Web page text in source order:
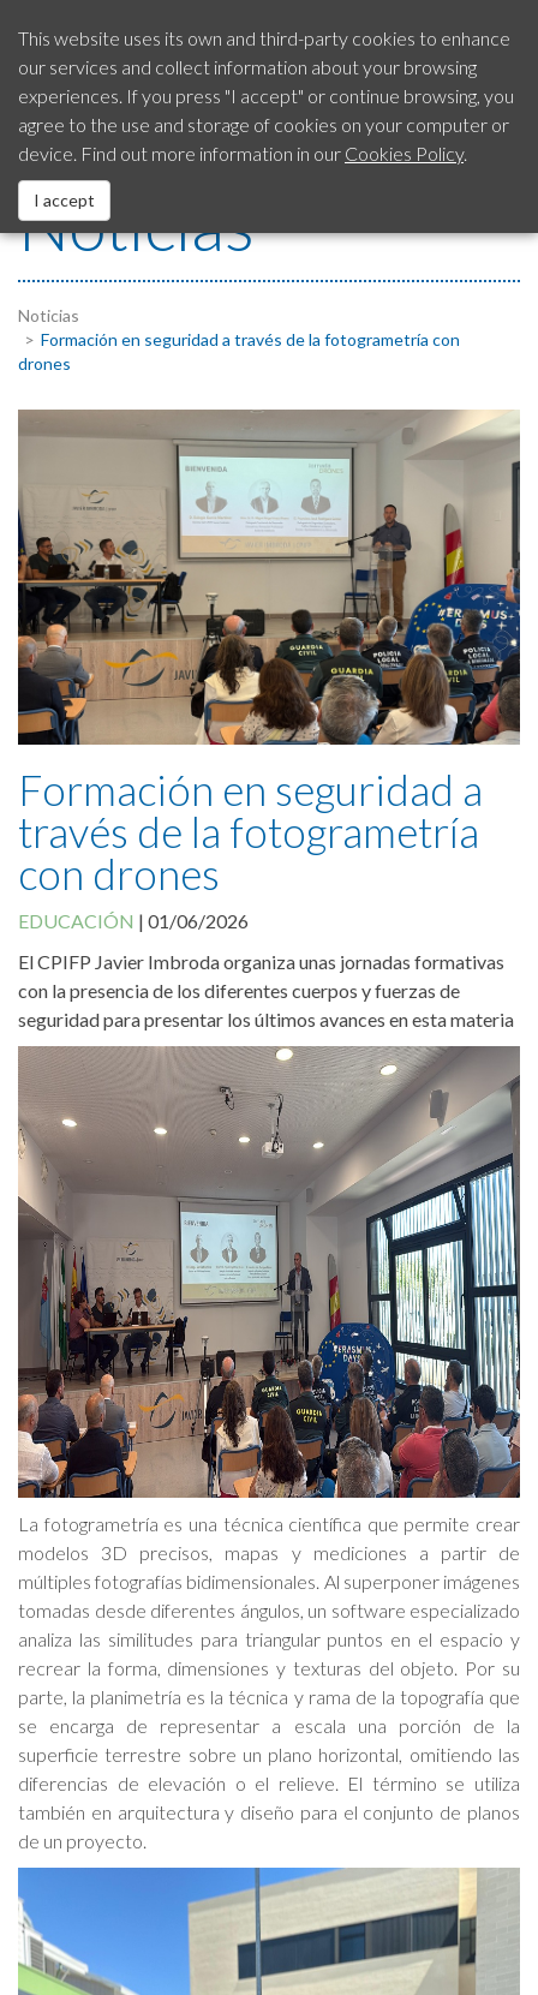
SAC
Citizen’s Advice
Service
954 792 413
Noticias
Noticias
Formación en seguridad a través de la fotogrametría con
drones
Formación en seguridad a
través de la fotogrametría
con drones
EDUCACIÓN | 01/06/2026
El CPIFP Javier Imbroda organiza unas jornadas formativas
con la presencia de los diferentes cuerpos y fuerzas de
seguridad para presentar los últimos avances en esta materia
La fotogrametría es una técnica científica que permite crear
modelos 3D precisos, mapas y mediciones a partir de
múltiples fotografías bidimensionales. Al superponer imágenes
tomadas desde diferentes ángulos, un software especializado
analiza las similitudes para triangular puntos en el espacio y
recrear la forma, dimensiones y texturas del objeto. Por su
parte, la planimetría es la técnica y rama de la topografía que
se encarga de representar a escala una porción de la
superficie terrestre sobre un plano horizontal, omitiendo las
diferencias de elevación o el relieve. El término se utiliza
también en arquitectura y diseño para el conjunto de planos
de un proyecto.
Our City
City Council
EUROPEAN Funds
Fraud Notification System
Legal Notice
Cookies Policy
This website uses its own and third-party cookies to enhance
our services and collect information about your browsing
experiences. If you press "I accept" or continue browsing, you
agree to the use and storage of cookies on your computer or
device. Find out more information in our Cookies Policy.
I accept